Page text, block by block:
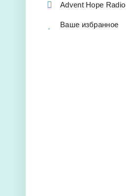
Advent Hope Radio
Ваше избранное